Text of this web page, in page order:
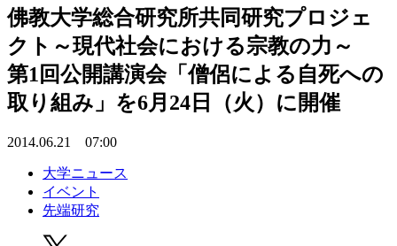
佛教大学総合研究所共同研究プロジェ
クト～現代社会における宗教の力～
第1回公開講演会「僧侶による自死への
取り組み」を6月24日（火）に開催
2014.06.21 07:00
大学ニュース
イベント
先端研究